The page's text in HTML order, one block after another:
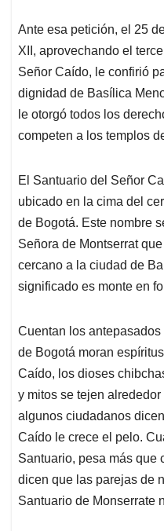
Ante esa petición, el 25
XII, aprovechando el
Señor Caído, le confirió
dignidad de Basílica
le otorgó todos los
competen a los templos
El Santuario del Señor
ubicado en la cima del
de Bogotá. Este nombre
Señora de Montserrat
cercano a la ciudad de
significado es monte en
Cuentan los
de Bogotá moran
Caído, los dioses
y mitos se tejen
algunos ciudadanos
Caído le crece el pelo.
Santuario, pesa más que
dicen que las parejas de
Santuario de Monserrate